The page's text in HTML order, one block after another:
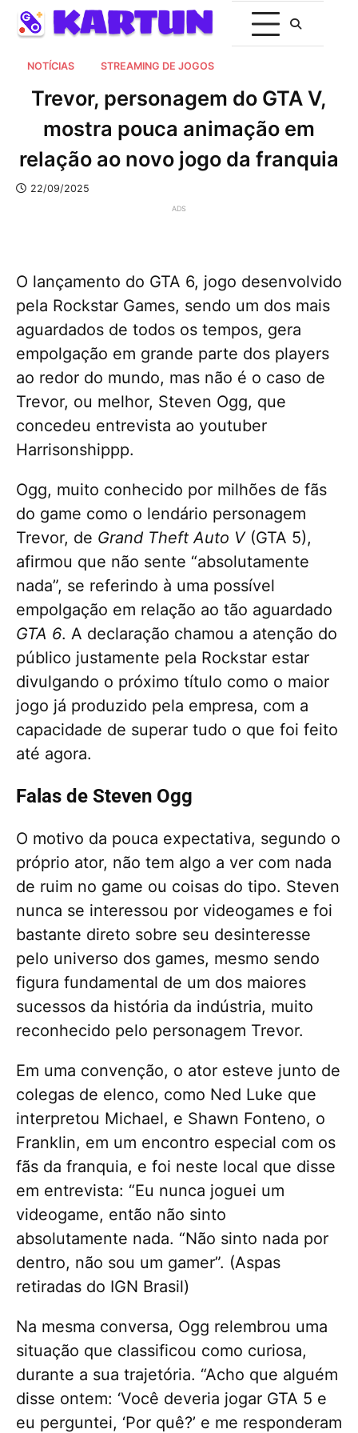
NOTÍCIAS STREAMING DE JOGOS
Trevor, personagem do GTA V,
mostra pouca animação em
relação ao novo jogo da franquia
22/09/2025
ADS
O lançamento do GTA 6, jogo desenvolvido
pela Rockstar Games, sendo um dos mais
aguardados de todos os tempos, gera
empolgação em grande parte dos players
ao redor do mundo, mas não é o caso de
Trevor, ou melhor, Steven Ogg, que
concedeu entrevista ao youtuber
Harrisonshippp.
Ogg, muito conhecido por milhões de fãs
do game como o lendário personagem
Trevor, de Grand Theft Auto V(GTA 5),
afirmou que não sente “absolutamente
nada”, se referindo à uma possível
empolgação em relação ao tão aguardado
GTA 6. A declaração chamou a atenção do
público justamente pela Rockstar estar
divulgando o próximo título como o maior
jogo já produzido pela empresa, com a
capacidade de superar tudo o que foi feito
até agora.
Falas de Steven Ogg
O motivo da pouca expectativa, segundo o
próprio ator, não tem algo a ver com nada
de ruim no game ou coisas do tipo. Steven
nunca se interessou por videogames e foi
bastante direto sobre seu desinteresse
pelo universo dos games, mesmo sendo
figura fundamental de um dos maiores
sucessos da história da indústria, muito
reconhecido pelo personagem Trevor.
Em uma convenção, o ator esteve junto de
colegas de elenco, como Ned Luke que
interpretou Michael, e Shawn Fonteno, o
Franklin, em um encontro especial com os
fãs da franquia, e foi neste local que disse
em entrevista: “Eu nunca joguei um
videogame, então não sinto
absolutamente nada. “Não sinto nada por
dentro, não sou um gamer”. (Aspas
retiradas do IGN Brasil)
Na mesma conversa, Ogg relembrou uma
situação que classificou como curiosa,
durante a sua trajetória. “Acho que alguém
disse ontem: ‘Você deveria jogar GTA 5 e
eu perguntei, ‘Por quê?’ e me responderam